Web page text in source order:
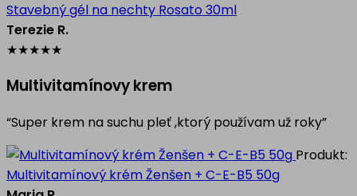
Stavebný gél na nechty Rosato 30ml
Terezie R.
★★★★★
Multivitamínovy krem
“Super krem na suchu pleť ,ktorý používam už roky”
Produkt:
Multivitamínový krém Ženšen + C-E-B5 50g